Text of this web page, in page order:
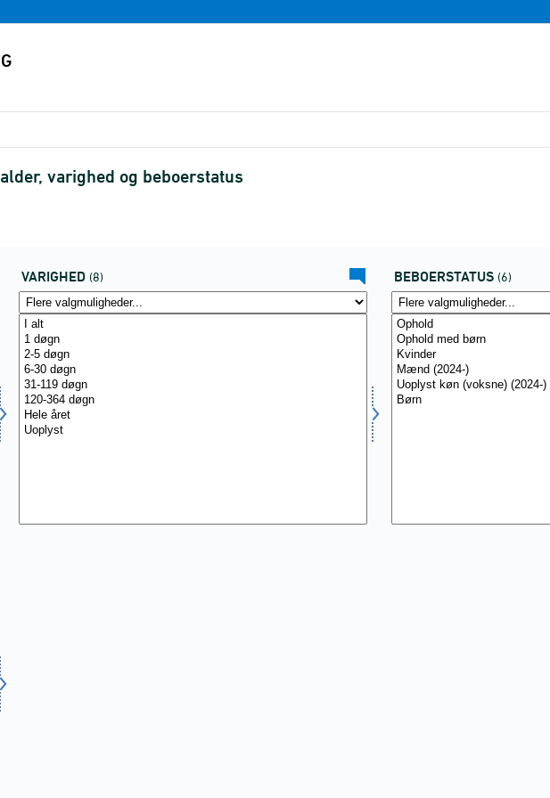
varighed og beboerstatus
VARIGHED (8) BEBOERSTATUS (6)